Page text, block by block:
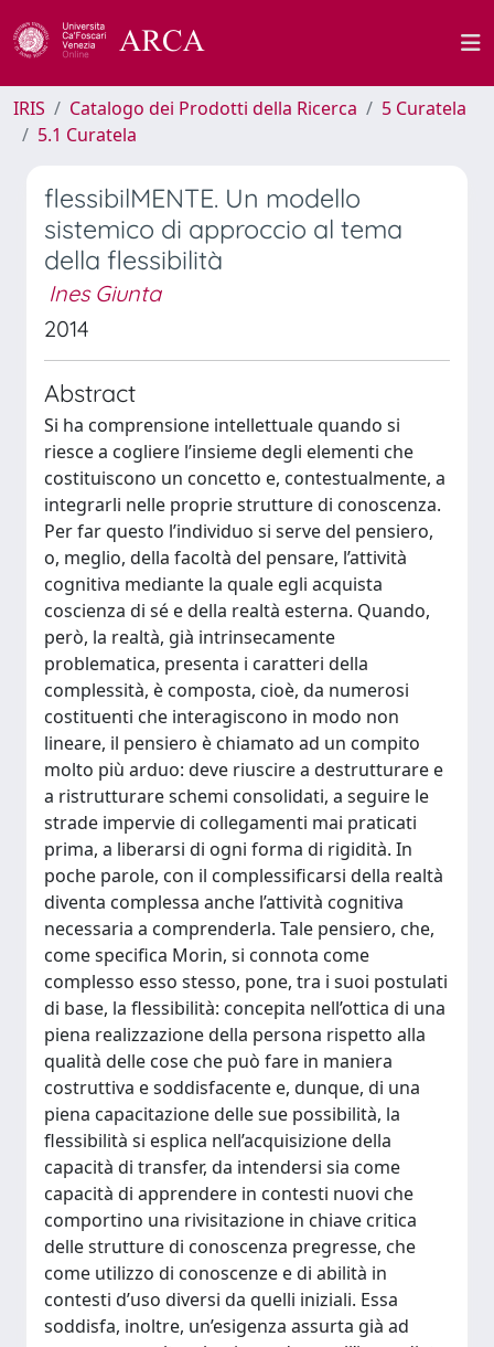
IRIS Catalogo dei Prodotti della Ricerca
5 Curatela
5.1 Curatela
flessibilMENTE. Un modello
sistemico di approccio al tema
della flessibilità
Ines Giunta
2014
Abstract
Si ha comprensione intellettuale quando si
riesce a cogliere l’insieme degli elementi che
costituiscono un concetto e, contestualmente, a
integrarli nelle proprie strutture di conoscenza.
Per far questo l’individuo si serve del pensiero,
o, meglio, della facoltà del pensare, l’attività
cognitiva mediante la quale egli acquista
coscienza di sé e della realtà esterna. Quando,
però, la realtà, già intrinsecamente
problematica, presenta i caratteri della
complessità, è composta, cioè, da numerosi
costituenti che interagiscono in modo non
lineare, il pensiero è chiamato ad un compito
molto più arduo: deve riuscire a destrutturare e
a ristrutturare schemi consolidati, a seguire le
strade impervie di collegamenti mai praticati
prima, a liberarsi di ogni forma di rigidità. In
poche parole, con il complessificarsi della realtà
diventa complessa anche l’attività cognitiva
necessaria a comprenderla. Tale pensiero, che,
come specifica Morin, si connota come
complesso esso stesso, pone, tra i suoi postulati
di base, la flessibilità: concepita nell’ottica di una
piena realizzazione della persona rispetto alla
qualità delle cose che può fare in maniera
costruttiva e soddisfacente e, dunque, di una
piena capacitazione delle sue possibilità, la
flessibilità si esplica nell’acquisizione della
capacità di transfer, da intendersi sia come
capacità di apprendere in contesti nuovi che
comportino una rivisitazione in chiave critica
delle strutture di conoscenza pregresse, che
come utilizzo di conoscenze e di abilità in
contesti d’uso diversi da quelli iniziali. Essa
soddisfa, inoltre, un’esigenza assurta già ad